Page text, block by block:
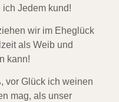
Jedem kund!
wir im Eheglück
als Weib und
kann!
vor Glück ich weinen
mag, als unser